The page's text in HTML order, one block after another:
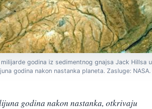
godina iz sedimentnog gnajsa Jack Hillsa
godina nakon nastanka planeta. Zasluge: NASA.
godina nakon nastanka, otkrivaju